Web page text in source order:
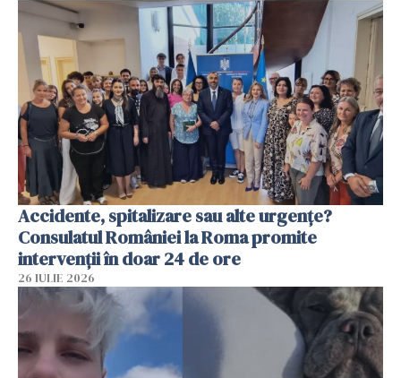
Accidente, spitalizare sau alte urgențe?
Consulatul României la Roma promite
intervenții în doar 24 de ore
26 IULIE 2026